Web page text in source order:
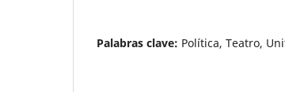
Palabras clave: Política, Teatro,